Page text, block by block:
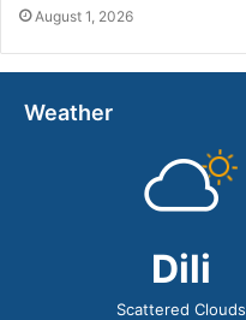
August 1, 2026
Weather
Dili
Scattered Clouds